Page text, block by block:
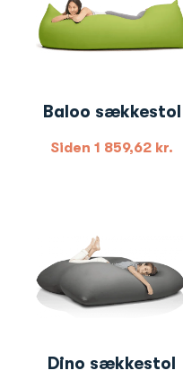
Baloo sækkestol
Siden 1 859,62 kr.
Dino sækkestol